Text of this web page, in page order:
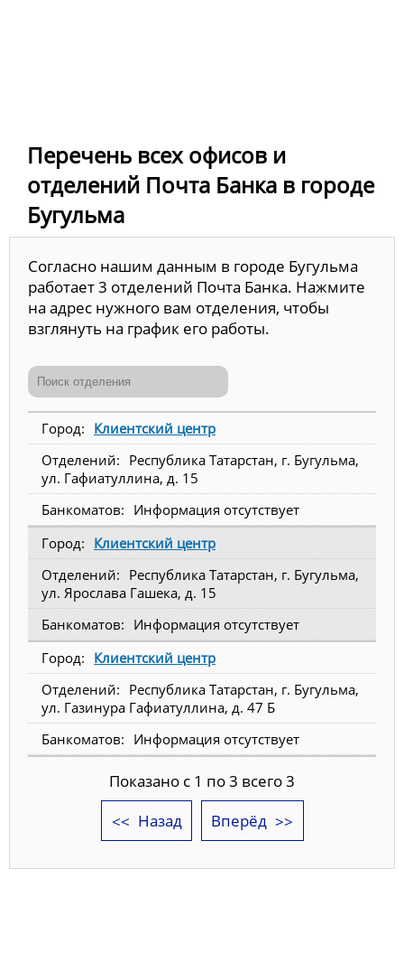
Перечень всех офисов и
отделений Почта Банка в городе
Бугульма
Согласно нашим данным в городе Бугульма
работает 3 отделений Почта Банка. Нажмите
на адрес нужного вам отделения, чтобы
взглянуть на график его работы.
Клиентский центр
Республика Татарстан, г. Бугульма,
ул. Гафиатуллина, д. 15
Информация отсутствует
Клиентский центр
Республика Татарстан, г. Бугульма,
ул. Ярослава Гашека, д. 15
Информация отсутствует
Клиентский центр
Республика Татарстан, г. Бугульма,
ул. Газинура Гафиатуллина, д. 47 Б
Информация отсутствует
Показано с 1 по 3 всего 3
Назад
Вперёд